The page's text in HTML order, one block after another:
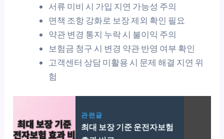
서류 미비 시 가입 지연 가능성 주의
면책 조항 강화로 보장 제외 확인 필요
약관 변경 통지 누락 시 불이익 주의
보험금 청구 시 변경 약관 반영 여부 확인
고객센터 상담 미활용 시 문제 해결 지연 위
험
관련글
최대 보장 기준 운전자보험